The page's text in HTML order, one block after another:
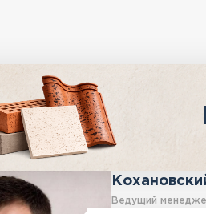
Ведущий